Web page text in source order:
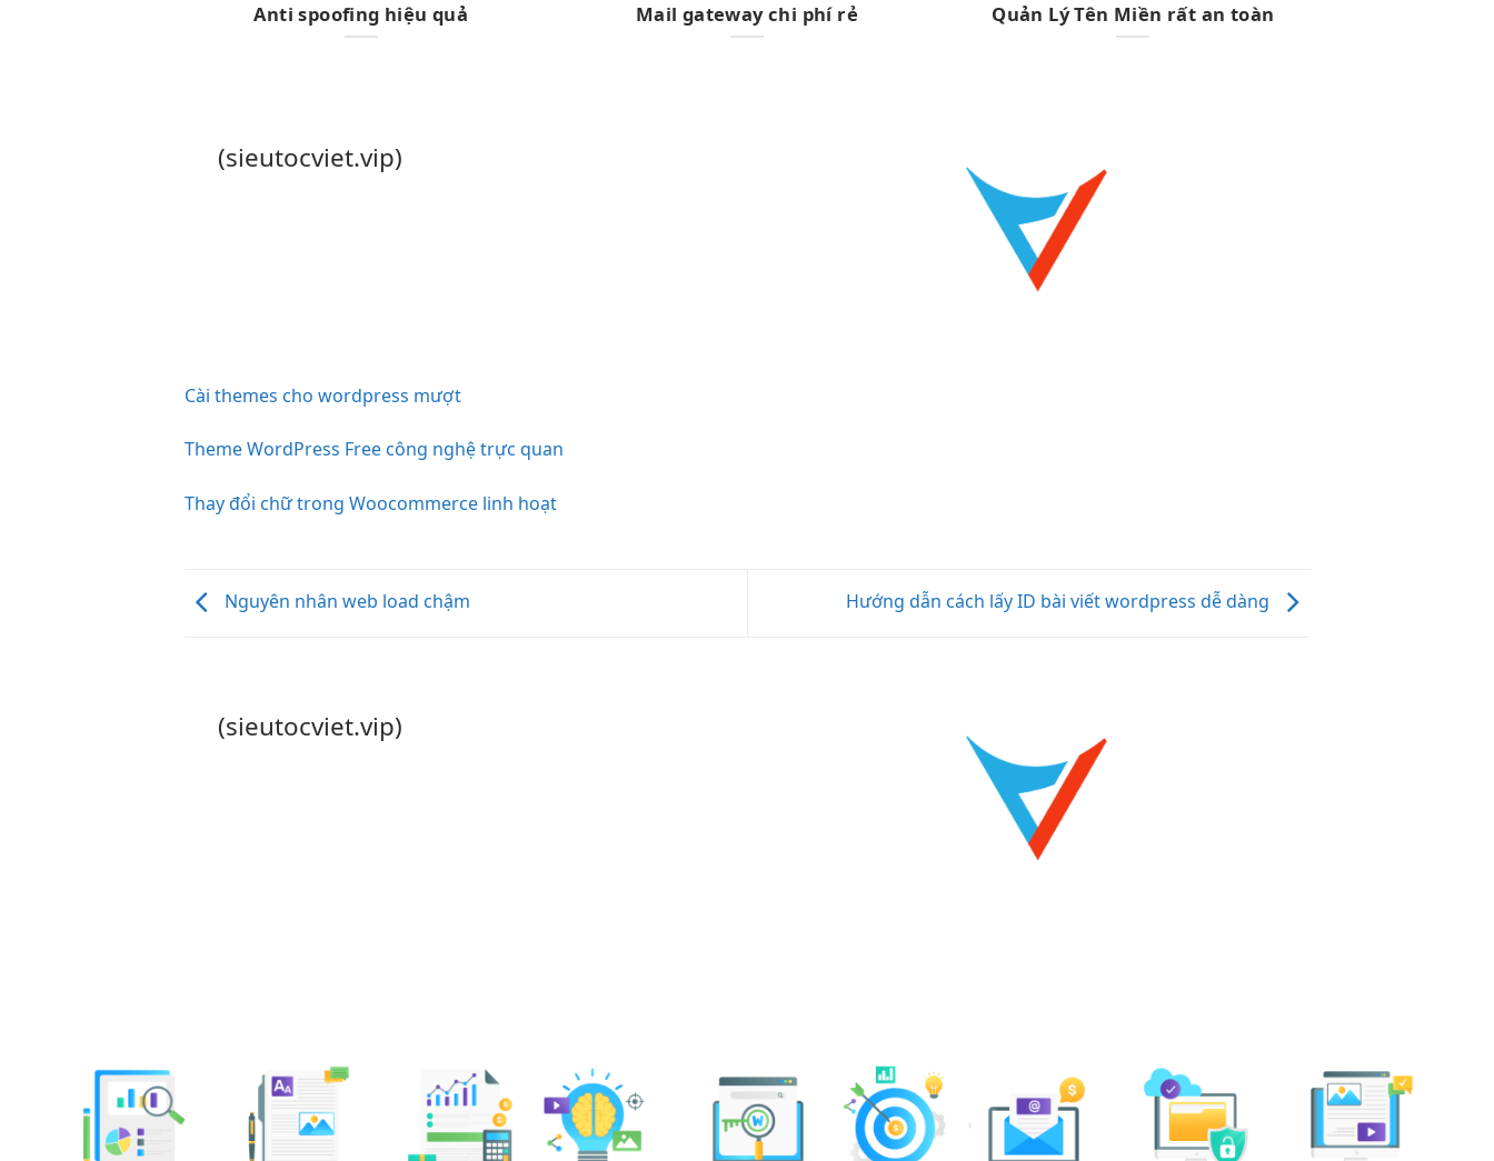
Anti spoofing hiệu quả Mail gateway chi phí rẻ Quản Lý Tên Miền rất an toàn
(sieutocviet.vip)
Cài themes cho wordpress mượt
Theme WordPress Free công nghệ trực quan
Thay đổi chữ trong Woocommerce linh hoạt
Nguyên nhân web load chậm Hướng dẫn cách lấy ID bài viết wordpress dễ dàng
(sieutocviet.vip)